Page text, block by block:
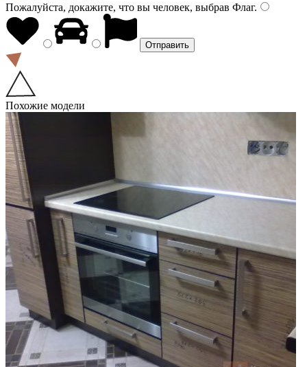
Пожалуйста, докажите, что вы человек, выбрав Флаг.
Похожие модели